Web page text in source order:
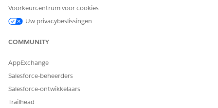
informatie naarActieplannen
goedkeuren
Laat ons weten wat we kunnen doen om te verbeteren!
Voorkeurcentrum voor cookies
Uw privacybeslissingen
COMMUNITY
AppExchange
Salesforce-beheerders
Salesforce-ontwikkelaars
Trailhead